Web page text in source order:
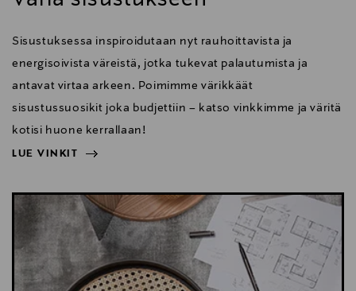
Sisustuksessa inspiroidutaan nyt rauhoittavista ja
energisoivista väreistä, jotka tukevat palautumista ja
antavat virtaa arkeen. Poimimme värikkäät
sisustussuosikit joka budjettiin – katso vinkkimme ja väritä
kotisi huone kerrallaan!
LUE VINKIT
LUE VINKIT